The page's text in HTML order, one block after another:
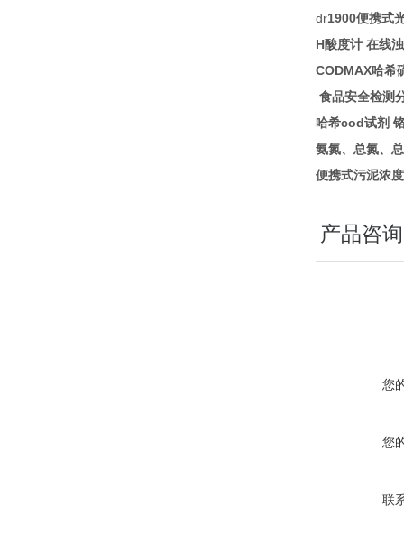
dr1900便携式
H酸度计 在线
CODMAX哈希
食品安全检测
哈希cod试剂
氨氮、总氮、
便携式污泥浓
产品咨询
您
您
联